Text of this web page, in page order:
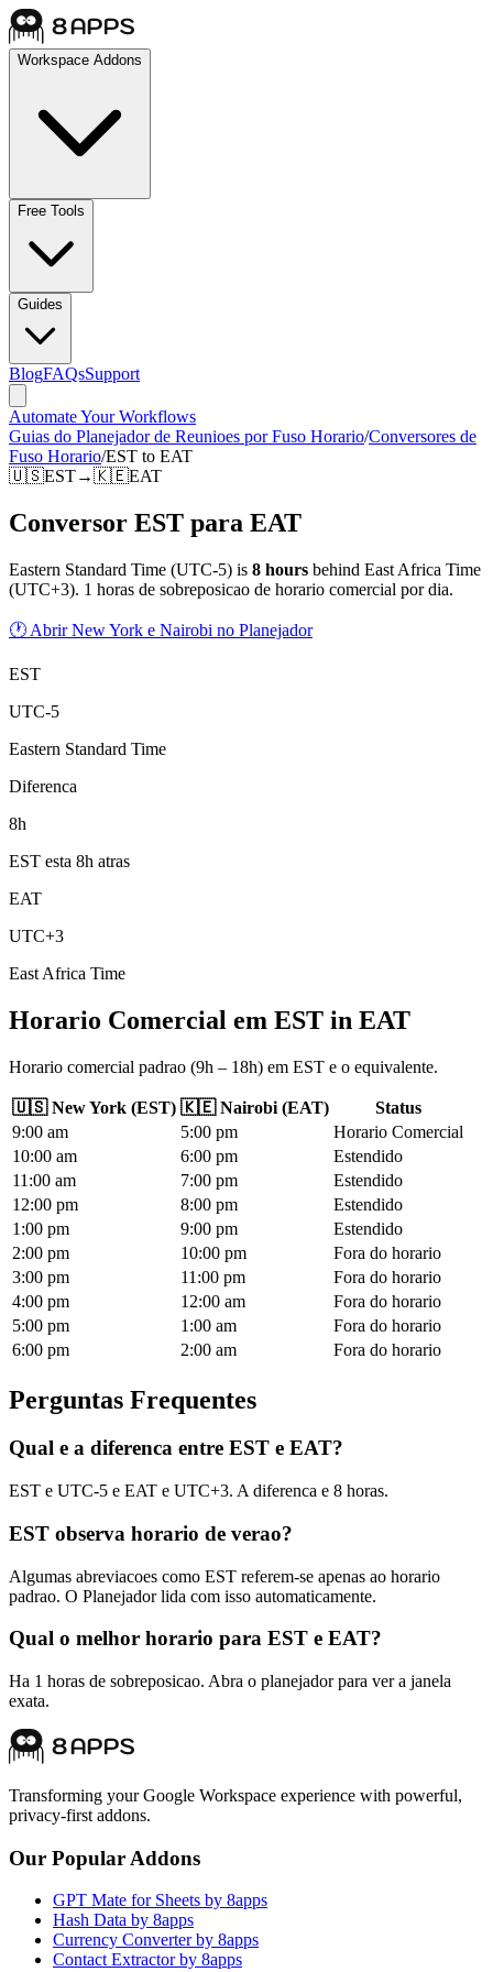
Workspace Addons
Free Tools
Guides
BlogFAQsSupport
Automate Your Workflows
Guias do Planejador de Reunioes por Fuso Horario/Conversores de
Fuso Horario/EST to EAT
🇺🇸EST→🇰🇪EAT
Conversor EST para EAT
Eastern Standard Time (UTC-5) is 8 hours behind East Africa Time
(UTC+3). 1 horas de sobreposicao de horario comercial por dia.
🕐 Abrir New York e Nairobi no Planejador
EST
UTC-5
Eastern Standard Time
Diferenca
8h
EST esta 8h atras
EAT
UTC+3
East Africa Time
Horario Comercial em EST in EAT
Horario comercial padrao (9h – 18h) em EST e o equivalente.
🇺🇸 New York (EST) 🇰🇪 Nairobi (EAT)
Status
9:00 am 5:00 pm
Horario Comercial
10:00 am 6:00 pm
Estendido
11 :00 am 7:00 pm
Estendido
12:00 pm 8:00 pm
Estendido
1 :00 pm 9:00 pm
Estendido
2:00 pm 10:00 pm
Fora do horario
3:00 pm 11 :00 pm
Fora do horario
4:00 pm 12:00 am
Fora do horario
5:00 pm 1 :00 am
Fora do horario
6:00 pm 2:00 am Fora do horario
Perguntas Frequentes
Qual e a diferenca entre EST e EAT?
EST e UTC-5 e EAT e UTC+3. A diferenca e 8 horas.
EST observa horario de verao?
Algumas abreviacoes como EST referem-se apenas ao horario
padrao. O Planejador lida com isso automaticamente.
Qual o melhor horario para EST e EAT?
Ha 1 horas de sobreposicao. Abra o planejador para ver a janela
exata.
Transforming your Google Workspace experience with powerful,
privacy-first addons.
Our Popular Addons
GPT Mate for Sheets by 8apps
Hash Data by 8apps
Currency Converter by 8apps
Contact Extractor by 8apps